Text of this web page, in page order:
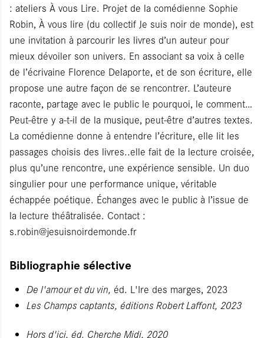
: ateliers À vous Lire. Projet de la comédienne Sophie
Robin, À vous lire (du collectif Je suis noir de monde), est
une invitation à parcourir les livres d’un auteur pour
mieux dévoiler son univers. En associant sa voix à celle
de l’écrivaine Florence Delaporte, et de son écriture, elle
propose une autre façon de se rencontrer. L’auteure
raconte, partage avec le public le pourquoi, le comment…
Peut-être y a-t-il de la musique, peut-être d’autres textes.
La comédienne donne à entendre l’écriture, elle lit les
passages choisis des livres..elle fait de la lecture croisée,
plus qu’une rencontre, une expérience sensible. Un duo
singulier pour une performance unique, véritable
échappée poétique. Échanges avec le public à l’issue de
la lecture théâtralisée. Contact :
s.robin@jesuisnoirdemonde.fr
Bibliographie sélective
De l'amour et du vin, éd. L'Ire des marges, 2023
Les Champs captants, éditions Robert Laffont, 2023
Hors d'ici, éd. Cherche Midi, 2020